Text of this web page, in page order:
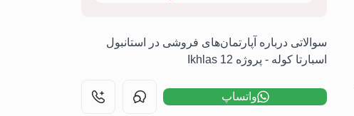
سوالاتی درباره آپارتمان‌های فروشی در استانبول
اسبارتا کوله - پروژه Ikhlas 12
واتساپ